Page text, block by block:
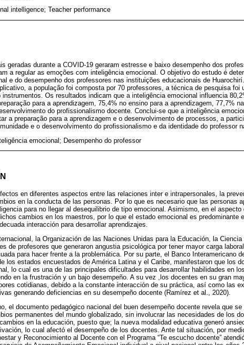
intelligence; Teacher performance
geradas durante a COVID-19 geraram estresse e baixo desempenho dos
a regular as emoções com inteligência emocional. O objetivo do estudo é
e do desempenho dos professores nas instituições educacionais de
a população foi composta por 70 professores, a técnica de pesquisa foi
Os resultados indicam que a inteligência emocional influencia
para a aprendizagem, 75,4% no ensino para a aprendizagem, 77,7%
do profissionalismo docente. Conclui-se que a inteligência
a preparação para a aprendizagem e o desenvolvimento de processos, a
e o desenvolvimento do profissionalismo e da identidade do professor
emocional; Desempenho do professor
en diferentes aspectos entre las relaciones inter e intrapersonales, la
en la conducta de las personas. Por lo que es necesario que las personas
para no llegar al desequilibrio de tipo emocional. Asimismo, en el
cambios en los maestros, por lo que el estado emocional es predominante
interacción para desarrollar aprendizajes.
la Organización de las Naciones Unidas para la Educación, la
de profesores que generaron angustia psicológica por tener mayor carga
para hacer frente a la problemática. Por su parte, el Banco Interamericano
los estados encuestados de América Latina y el Caribe, manifestaron que los
lo cual es una de las principales dificultades para desarrollar habilidades en
en la frustración y un bajo desempeño. A su vez ,los docentes en su gran
cotidianas, debido a la constante interacción de su práctica, así como las
generando deficiencias en su desempeño docente (Ramírez et al., 2020).
el documento pedagógico nacional del buen desempeño docente revela que
permanentes del mundo globalizado, sin involucrar las necesidades de los
en la educación, puesto que; la nueva modalidad educativa generó
lo cual afectó el desempeño de los docentes. Ante tal situación, por
y Reconocimiento al Docente con el Programa “Te escucho docente”